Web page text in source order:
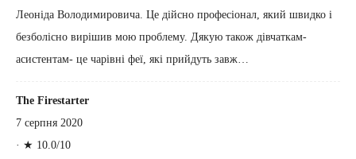
Леоніда Володимировича. Це дійсно професіонал, який швидко і
безболісно вирішив мою проблему. Дякую також дівчаткам-
асистентам- це чарівні феї, які прийдуть завж…
The Firestarter
7 серпня 2020
· ★ 10.0/10